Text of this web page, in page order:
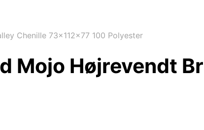
Chenille 73x112x77 100 Polyester
Mojo Højrevendt